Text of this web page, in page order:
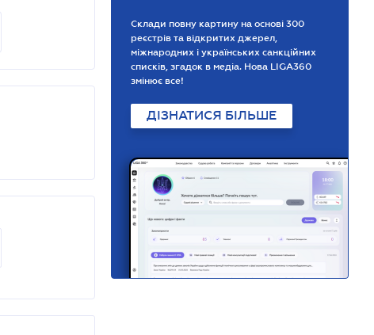
Склади повну картину на основі 300
реєстрів та відкритих джерел,
міжнародних і українських санкційних
списків, згадок в медіа. Нова LIGA360
змінює все!
ДІЗНАТИСЯ БІЛЬШЕ